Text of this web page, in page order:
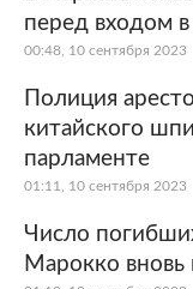
перед входом
00:48, 10 сентября 2023
Полиция
китайского
парламенте
01:11, 10 сентября 2023
Число
Марокко вновь